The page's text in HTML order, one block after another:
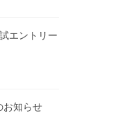
エントリー
お知らせ